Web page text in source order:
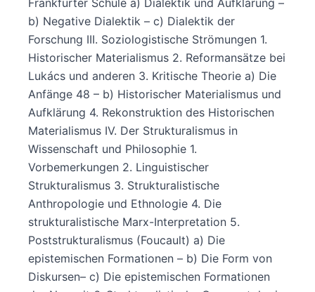
b) Negative Dialektik – c) Dialektik der
Forschung III. Soziologistische Strömungen 1.
Historischer Materialismus 2. Reformansätze bei
Lukács und anderen 3. Kritische Theorie a) Die
Anfänge 48 – b) Historischer Materialismus und
Aufklärung 4. Rekonstruktion des Historischen
Materialismus IV. Der Strukturalismus in
Wissenschaft und Philosophie 1.
Vorbemerkungen 2. Linguistischer
Strukturalismus 3. Strukturalistische
Anthropologie und Ethnologie 4. Die
strukturalistische Marx-Interpretation 5.
Poststrukturalismus (Foucault) a) Die
epistemischen Formationen – b) Die Form von
Diskursen– c) Die epistemischen Formationen